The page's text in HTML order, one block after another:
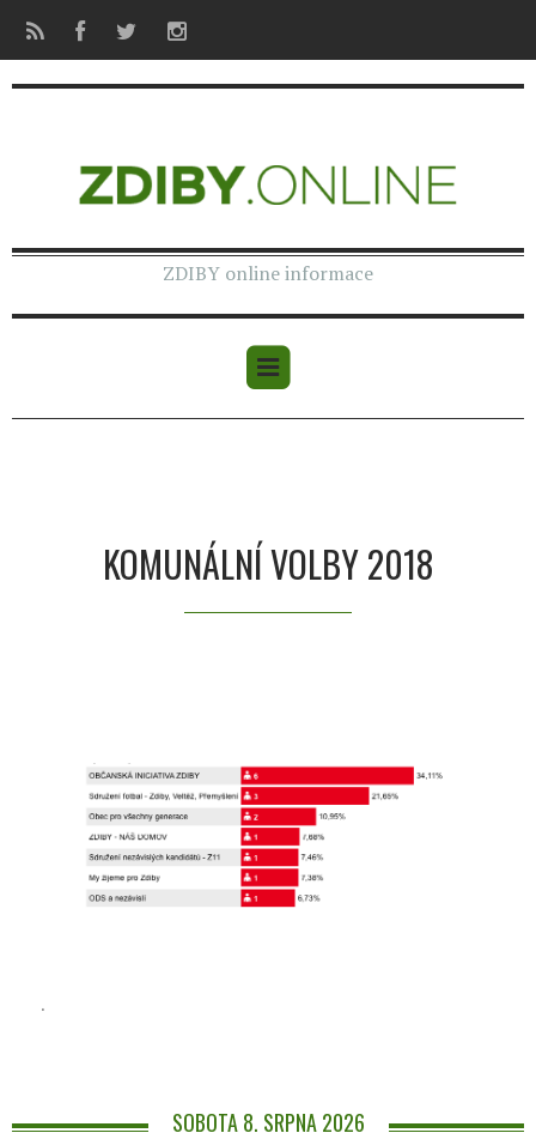
ZDIBY online informace
KOMUNÁLNÍ VOLBY 2018
.
SOBOTA 8. SRPNA 2026